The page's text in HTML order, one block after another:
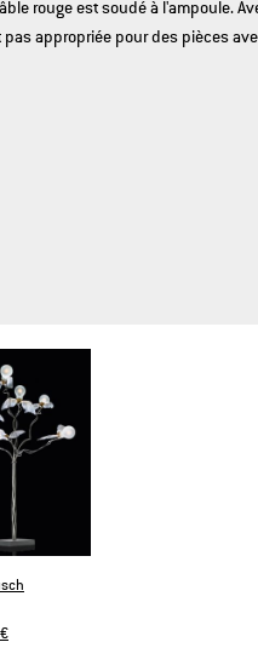
rouge est soudé à l'ampoule.
appropriée pour des pièces